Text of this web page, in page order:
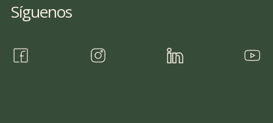
Síguenos